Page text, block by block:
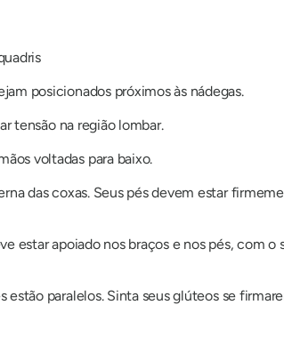
posicionados próximos às nádegas.
tensão na região lombar.
voltadas para baixo.
das coxas. Seus pés devem estar
estar apoiado nos braços e nos pés, com o
paralelos. Sinta seus glúteos se